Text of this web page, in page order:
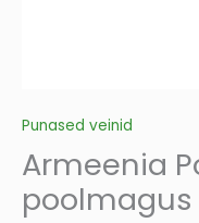
Punased veinid
Armeenia
poolmagus